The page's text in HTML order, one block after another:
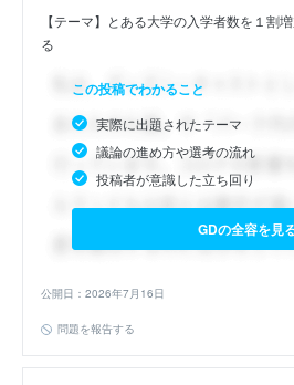
【テーマ】とある大学の入学者数を１割
る
この投稿でわかること
実際に出題されたテーマ
議論の進め方や選考の流れ
投稿者が意識した立ち回り
GDの全容を見
公開日：2026年7月16日
問題を報告する